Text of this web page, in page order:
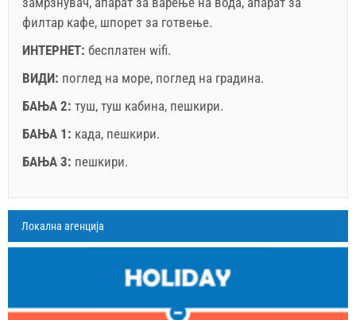
филтар кафе, шпорет за готвење.
ИНТЕРНЕТ: бесплатен wifi.
ВИДИ: поглед на море, поглед на градина.
БАЊА 2: туш, туш кабина, пешкири.
БАЊА 1: када, пешкири.
БАЊА 3: пешкири.
A3 Apartment (4+1) : Prices 2026 EUR
25.7.2026
14.8.2026
15.8.2026
31.8.2026
1.9.2026
178.57 EUR
178.57 EUR
128.57 EUR
Легенда: термините со црвена позадина се резервирани
август 2026
ВТ СР ЧЕ ПЕ СА
Полињата означени со ѕвездичка (*) се
задолжителни!
Локална агенција